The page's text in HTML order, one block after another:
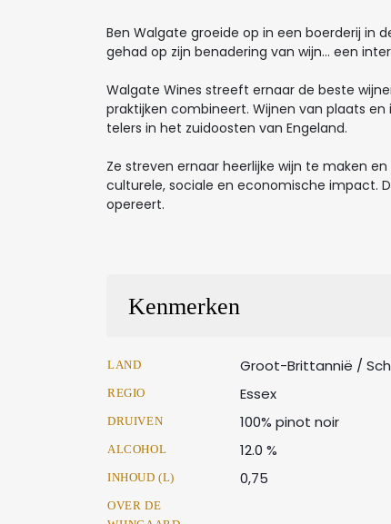
Ben Walgate groeide op in een boerderij in
gehad op zijn benadering van wijn... een
Walgate Wines streeft ernaar de beste
praktijken combineert. Wijnen van plaats
telers in het zuidoosten van Engeland.
Ze streven ernaar heerlijke wijn te maken
culturele, sociale en economische impact.
opereert.
Kenmerken
LAND Groot-Brittannië /
REGIO Essex
DRUIVEN 100% pinot noir
ALCOHOL 12.0 %
INHOUD (L) 0,75
OVER DE